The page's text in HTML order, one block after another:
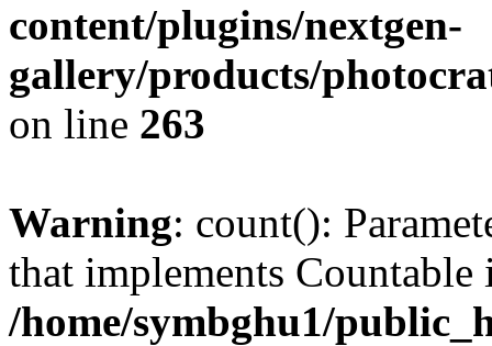
content/plugins/nextgen-
gallery/products/
on line 263
Warning: count():
that implements Countable
/home/symbghu1/